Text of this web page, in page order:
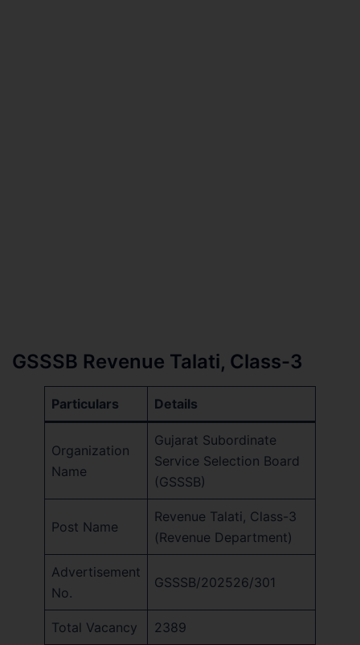
GSSSB Revenue Talati, Class-3
Particulars Details
Organization
Name
Gujarat Subordinate
Service Selection Board
(GSSSB)
Post Name
Revenue Talati, Class-3
(Revenue Department)
Advertisement
No.
GSSSB/202526/301
Total Vacancy 2389